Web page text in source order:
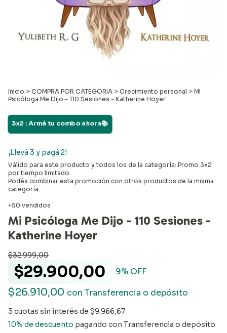
Inicio > COMPRA POR CATEGORIA > Crecimiento personal > Mi
Psicóloga Me Dijo - 110 Sesiones - Katherine Hoyer
3x2 : Armá tu combo ahora📚
¡Llevá 3 y pagá 2!
Válido para este producto y todos los de la categoría: Promo 3x2
por tiempo limitado.
Podés combinar esta promoción con otros productos de la misma
categoría.
+50 vendidos
Mi Psicóloga Me Dijo - 110 Sesiones -
Katherine Hoyer
$32.999,00
$29.900,00 9% OFF
$26.910,00 con Transferencia o depósito
3 cuotas sin interés de $9.966,67
10% de descuento pagando con Transferencia o depósito